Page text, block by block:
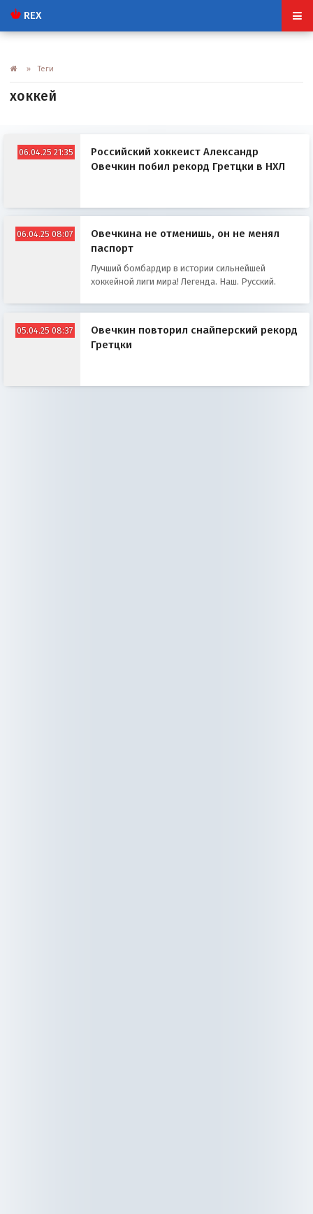
REX
» Теги
хоккей
06.04.25 21:35
Российский хоккеист Александр
Овечкин побил рекорд Гретцки в НХЛ
06.04.25 08:07
Овечкина не отменишь, он не менял
паспорт
Лучший бомбардир в истории сильнейшей
хоккейной лиги мира! Легенда. Наш. Русский.
05.04.25 08:37
Овечкин повторил снайперский рекорд
Гретцки